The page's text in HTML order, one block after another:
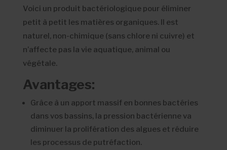
Voici un produit bactériologique pour éliminer
petit à petit les matières organiques. Il est
naturel, non-chimique (sans chlore ni cuivre) et
n’affecte pas la vie aquatique, animal ou
végétale.
Avantages:
Grâce à un apport massif en bonnes bactéries
dans vos bassins, la pression bactérienne va
diminuer la prolifération des algues et réduire
les processus de putréfaction.